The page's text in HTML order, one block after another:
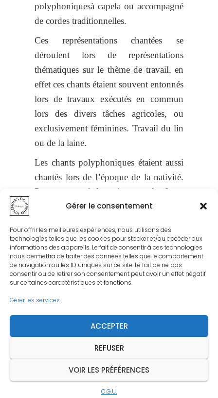
Gérer le consentement
Pour offrir les meilleures expériences, nous utilisons des
technologies telles que les cookies pour stocker et/ou accéder aux
informations des appareils. Le fait de consentir à ces technologies
nous permettra de traiter des données telles que le comportement
de navigation ou les ID uniques sur ce site. Le fait de ne pas
consentir ou de retirer son consentement peut avoir un effet négatif
sur certaines caractéristiques et fonctions.
Gérer les services
ACCEPTER
REFUSER
VOIR LES PRÉFÉRENCES
C.G.U.
polyphoniquesà capela ou accompagné
de cordes traditionnelles.
Ces représentations chantées se
déroulent lors de représentations
thématiques sur le thème de travail, en
effet ces chants étaient souvent entonnés
lors de travaux exécutés en commun
lors des divers tâches agricoles, ou
exclusivement féminines. Travail du lin
ou de la laine.
Les chants polyphoniques étaient aussi
chantés lors de l’époque de la nativité.
Pour annoncé la naissance de Jesus
“canto ao menino”, pour fêter Noël
bonne année et les Rois mages ” as
janeiras”.
Notre groupe folklorique a déjà chantés
lors de manifestations de marché de
Noël ou expositions de crèches ces
chants traditionnels qui ont eu un franc